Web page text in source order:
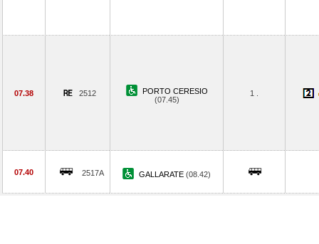
07.38 2512
PORTO CERESIO
(07.45)
1 .
07.40 2517A GALLARATE (08.42)